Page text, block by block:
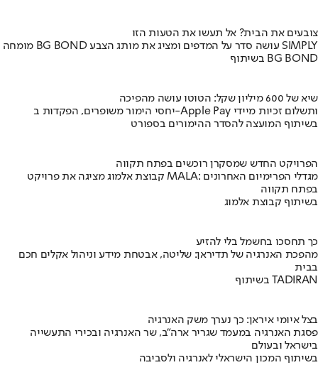
צובעים את הבית? אל תעשו את הטעות הזו
מומחה BG BOND עושה סדר על המדפים ומציג את מותג הצבע SIMPLY
בשיתוף BG BOND
שיא של 600 מיליון שקל: הטוטו עושה מהפיכה
יחסי הימור משופרים, הפקדות ב-Apple Pay ותשלום זכיות מיידי
בשיתוף המועצה להסדר ההימורים בספורט
הפרויקט החדש שמסקרן רוכשים בפתח תקווה
קבוצת אלמוג מציגה את פרויקט MALA: מגדלי הפרימיום האחרונים
בפתח תקווה
בשיתוף קבוצת אלמוג
כך תחסכו בחשמל בלי להזיע
מהפכת האנרגיה של תדיראן: שליטה, אבטחת מידע וניהול אקלים חכם
בבית
בשיתוף TADIRAN
בצל איומי איראן: כך נערך משק האנרגיה
פסגת האנרגיה במעמד שגריר ארה"ב, שר האנרגיה ובכירי התעשייה
בישראל ובעולם
בשיתוף המכון הישראלי לאנרגיה ולסביבה